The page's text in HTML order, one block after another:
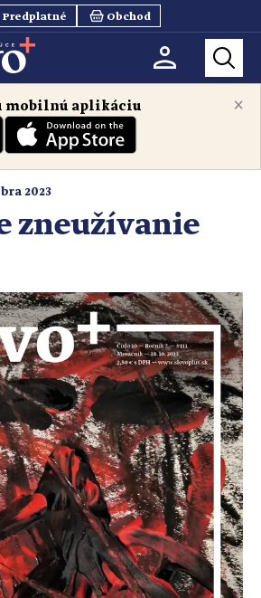
Predplatné Obchod
×
mobilnú aplikáciu
2023
zneužívanie